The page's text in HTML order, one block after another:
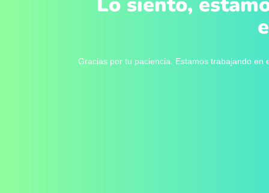
Gracias por tu paciencia. Estamos trabajando en